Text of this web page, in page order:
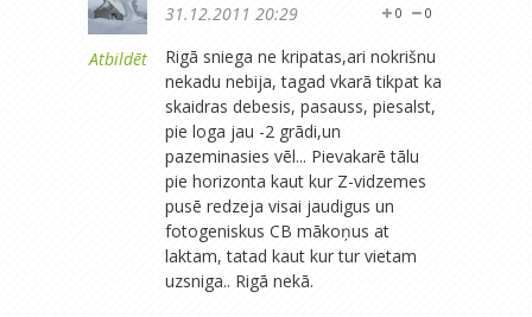
Atbildēt
0
0
31.12.2011 20:29
Rigā sniega ne kripatas,ari nokrišnu
nekadu nebija, tagad vkarā tikpat ka
skaidras debesis, pasauss, piesalst,
pie loga jau -2 grādi,un
pazeminasies vēl... Pievakarē tālu
pie horizonta kaut kur Z-vidzemes
pusē redzeja visai jaudigus un
fotogeniskus CB mākoņus at
laktam, tatad kaut kur tur vietam
uzsniga.. Rigā nekā.